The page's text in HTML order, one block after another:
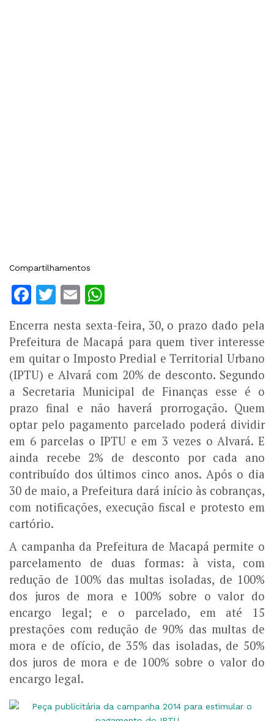
Compartilhamentos
Facebook
Twitter
Email
Encerra nesta sexta-feira, 30, o prazo dado pela
Prefeitura de Macapá para quem tiver interesse
em quitar o Imposto Predial e Territorial Urbano
(IPTU) e Alvará com 20% de desconto. Segundo
a Secretaria Municipal de Finanças esse é o
prazo final e não haverá prorrogação. Quem
optar pelo pagamento parcelado poderá dividir
em 6 parcelas o IPTU e em 3 vezes o Alvará. E
ainda recebe 2% de desconto por cada ano
contribuído dos últimos cinco anos. Após o dia
30 de maio, a Prefeitura dará início às cobranças,
com notificações, execução fiscal e protesto em
cartório.
A campanha da Prefeitura de Macapá permite o
parcelamento de duas formas: à vista, com
redução de 100% das multas isoladas, de 100%
dos juros de mora e 100% sobre o valor do
encargo legal; e o parcelado, em até 15
prestações com redução de 90% das multas de
mora e de ofício, de 35% das isoladas, de 50%
dos juros de mora e de 100% sobre o valor do
encargo legal.